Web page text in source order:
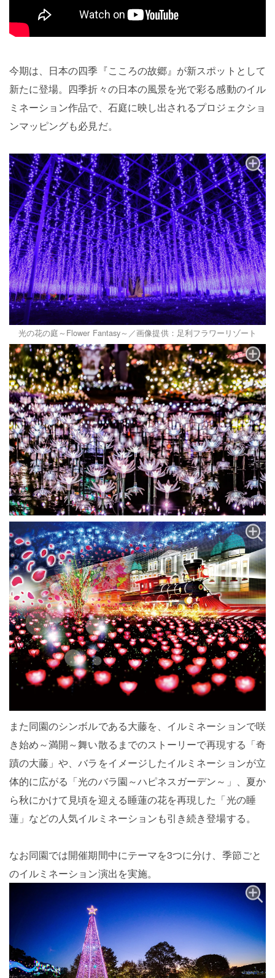
今期は、日本の四季『こころの故郷』が新スポットとして
新たに登場。四季折々の日本の風景を光で彩る感動のイル
ミネーション作品で、石庭に映し出されるプロジェクショ
ンマッピングも必見だ。
光の花の庭～Flower Fantasy～／画像提供：足利フラワーリゾート
また同園のシンボルである大藤を、イルミネーションで咲
き始め～満開～舞い散るまでのストーリーで再現する「奇
蹟の大藤」や、バラをイメージしたイルミネーションが立
体的に広がる「光のバラ園～ハピネスガーデン～」、夏か
ら秋にかけて見頃を迎える睡蓮の花を再現した「光の睡
蓮」などの人気イルミネーションも引き続き登場する。
なお同園では開催期間中にテーマを3つに分け、季節ごと
のイルミネーション演出を実施。